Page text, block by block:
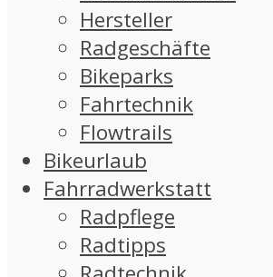
Hersteller
Radgeschäfte
Bikeparks
Fahrtechnik
Flowtrails
Bikeurlaub
Fahrradwerkstatt
Radpflege
Radtipps